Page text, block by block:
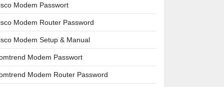
Modem Passwort
Modem Router Password
Modem Setup & Manual
Modem Passwort
Modem Router Password